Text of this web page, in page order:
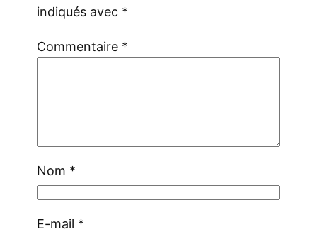
indiqués avec *
Commentaire *
Nom *
E-mail *